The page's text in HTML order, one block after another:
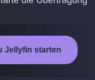
Jellyfin starten